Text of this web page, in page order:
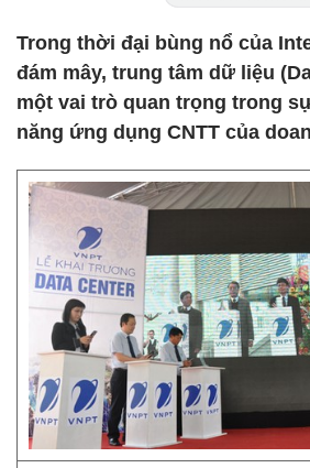
Trong thời đại bùng nổ của
đám mây, trung tâm dữ liệu
một vai trò quan trọng trong
năng ứng dụng CNTT của